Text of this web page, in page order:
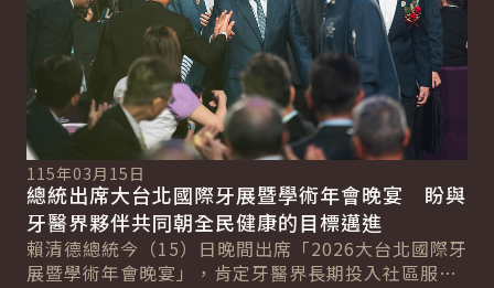
115年03月15日
總統出席大台北國際牙展暨學術年會晚宴 盼與
牙醫界夥伴共同朝全民健康的目標邁進
賴清德總統今（15）日晚間出席「2026大台北國際牙
展暨學術年會晚宴」，肯定牙醫界長期投入社區服務